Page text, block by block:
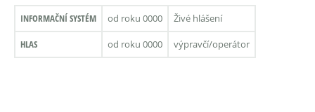
INFORMAČNÍ SYSTÉM od roku 0000 Živé hlášení
HLAS od roku 0000 výpravčí/operátor